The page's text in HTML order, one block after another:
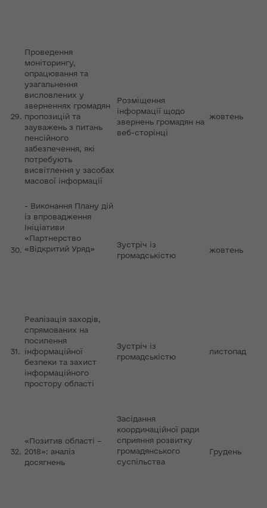
29.
Проведення
моніторингу,
опрацювання та
узагальнення
висловлених у
зверненнях громадян
пропозицій та
зауважень з питань
пенсійного
забезпечення, які
потребують
висвітлення у засобах
масової інформації
Розміщення
інформації щодо
звернень громадян на
веб-сторінці
жовтень
30.
- Виконання Плану дій
із впровадження
Ініціативи
«Партнерство
«Відкритий Уряд»
Зустріч із
громадськістю
жовтень
31.
Реалізація заходів,
спрямованих на
посилення
інформаційної
безпеки та захист
інформаційного
простору області
Зустріч із
громадськістю
листопад
32.
«Позитив області –
2018»: аналіз
досягнень
Засідання
координаційної ради
сприяння розвитку
громадянського
суспільства
Грудень